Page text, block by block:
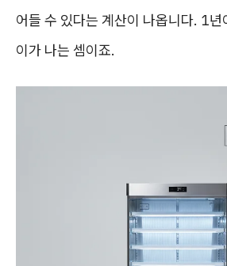
어들 수 있다는 계산이 나옵니다. 1
이가 나는 셈이죠.